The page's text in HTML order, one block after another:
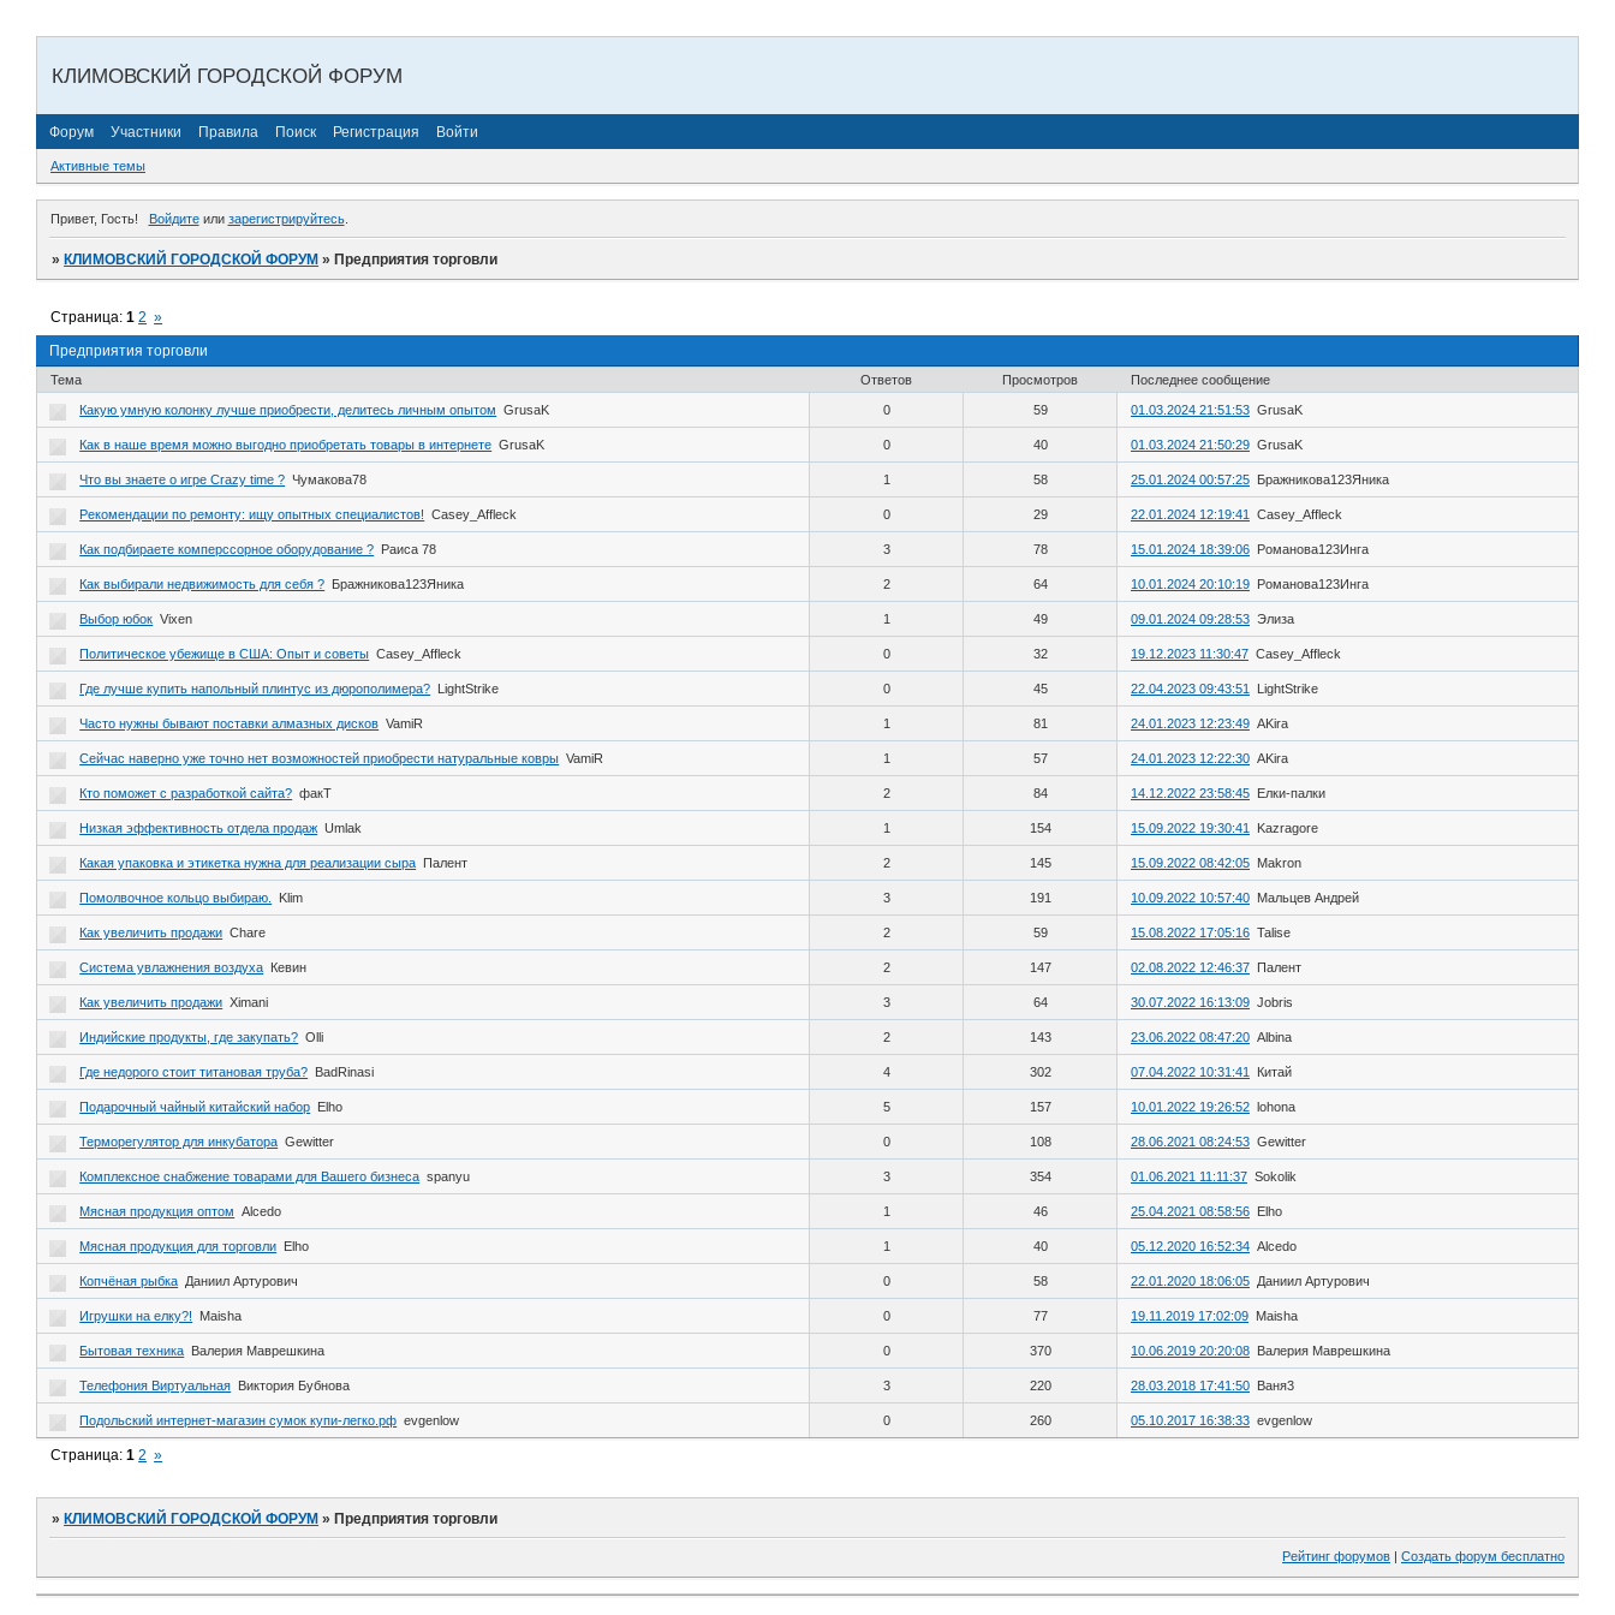
КЛИМОВСКИЙ ГОРОДСКОЙ ФОРУМ
Форум Участники Правила Поиск Регистрация Войти
Активные темы
Привет, Гость! Войдитеили зарегистрируйтесь.
»КЛИМОВСКИЙ ГОРОДСКОЙ ФОРУМ »Предприятия торговли
Предприятия торговли
Страница:1 2 »
Тема Ответов Просмотров Последнее сообщение
Какую умную колонку лучше приобрести, делитесь личным опытом GrusaK 0 59 01.03.2024 21:51:53 GrusaK
Как в наше время можно выгодно приобретать товары в интернете GrusaK 0 40 01.03.2024 21:50:29 GrusaK
Что вы знаете о игре Crazy time ? Чумакова78 1 58 25.01.2024 00:57:25 Бражникова123Яника
Рекомендации по ремонту: ищу опытных специалистов! Casey_Affleck 0 29 22.01.2024 12:19:41 Casey_Affleck
Как подбираете комперссорное оборудование ? Раиса 78 3 78 15.01.2024 18:39:06 Романова123Инга
Как выбирали недвижимость для себя ? Бражникова123Яника 2 64 10.01.2024 20:10:19 Романова123Инга
Выбор юбок Vixen 1 49 09.01.2024 09:28:53 Элиза
Политическое убежище в США: Опыт и советы Casey_Affleck 0 32 19.12.2023 11:30:47 Casey_Affleck
Где лучше купить напольный плинтус из дюрополимера? LightStrike 0 45 22.04.2023 09:43:51 LightStrike
Часто нужны бывают поставки алмазных дисков VamiR 1 81 24.01.2023 12:23:49 AKira
Сейчас наверно уже точно нет возможностей приобрести натуральные ковры VamiR 1 57 24.01.2023 12:22:30 AKira
Кто поможет с разработкой сайта? факТ 2 84 14.12.2022 23:58:45 Елки-палки
Низкая эффективность отдела продаж Umlak 1 154 15.09.2022 19:30:41 Kazragore
Какая упаковка и этикетка нужна для реализации сыра Палент 2 145 15.09.2022 08:42:05 Makron
Помолвочное кольцо выбираю. Klim 3 191 10.09.2022 10:57:40 Мальцев Андрей
Как увеличить продажи Chare 2 59 15.08.2022 17:05:16 Talise
Система увлажнения воздуха Кевин 2 147 02.08.2022 12:46:37 Палент
Как увеличить продажи Ximani 3 64 30.07.2022 16:13:09 Jobris
Индийские продукты, где закупать? Olli 2 143 23.06.2022 08:47:20 Albina
Где недорого стоит титановая труба? BadRinasi 4 302 07.04.2022 10:31:41 Китай
Подарочный чайный китайский набор Elho 5 157 10.01.2022 19:26:52 lohona
Терморегулятор для инкубатора Gewitter 0 108 28.06.2021 08:24:53 Gewitter
Комплексное снабжение товарами для Вашего бизнеса spanyu 3 354 01.06.2021 11:11:37 Sokolik
Мясная продукция оптом Alcedo 1 46 25.04.2021 08:58:56 Elho
Мясная продукция для торговли Elho 1 40 05.12.2020 16:52:34 Alcedo
Копчёная рыбка Даниил Артурович 0 58 22.01.2020 18:06:05 Даниил Артурович
Игрушки на елку?! Maisha 0 77 19.11.2019 17:02:09 Maisha
Бытовая техника Валерия Маврешкина 0 370 10.06.2019 20:20:08 Валерия Маврешкина
Телефония Виртуальная Виктория Бубнова 3 220 28.03.2018 17:41:50 Ваня3
Подольский интернет-магазин сумок купи-легко.рф evgenlow 0 260 05.10.2017 16:38:33 evgenlow
Страница:1 2 »
»КЛИМОВСКИЙ ГОРОДСКОЙ ФОРУМ »Предприятия торговли
Рейтинг форумов Создать форум бесплатно